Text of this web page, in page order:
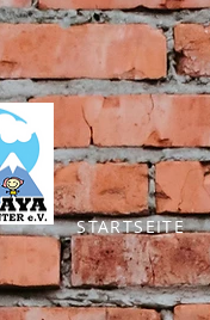
STARTSEITE